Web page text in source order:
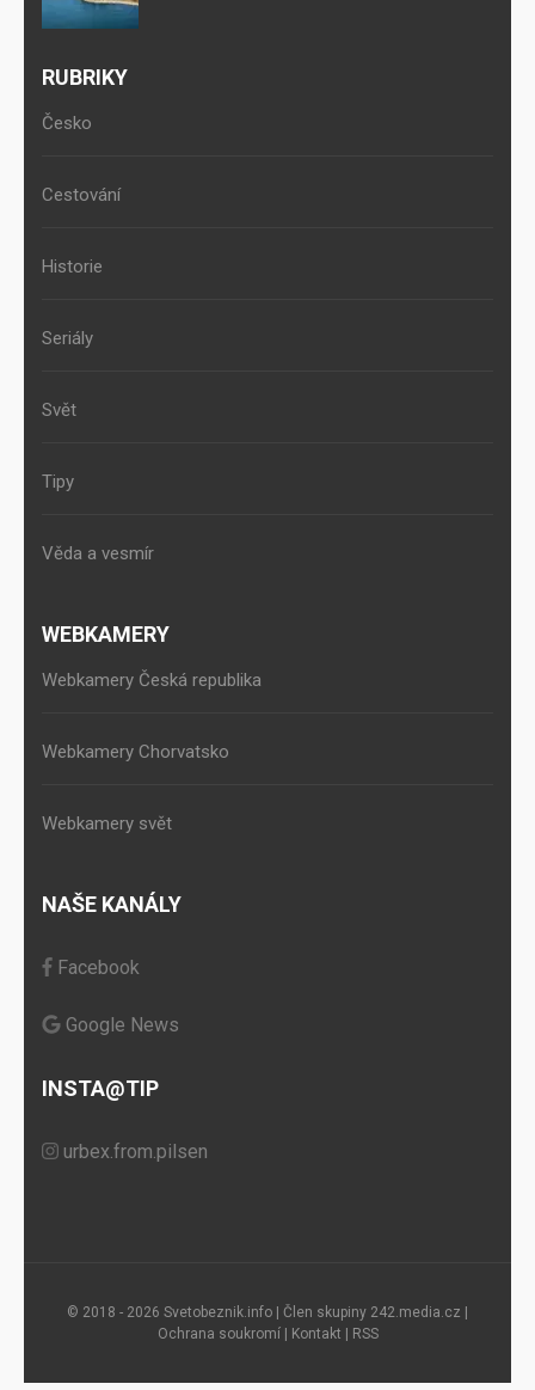
RUBRIKY
Česko
Cestování
Historie
Seriály
Svět
Tipy
Věda a vesmír
WEBKAMERY
Webkamery Česká republika
Webkamery Chorvatsko
Webkamery svět
NAŠE KANÁLY
Facebook
Google News
INSTA@TIP
urbex.from.pilsen
© 2018 - 2026 Svetobeznik.info | Člen skupiny 242.media.cz |
Ochrana soukromí| Kontakt | RSS